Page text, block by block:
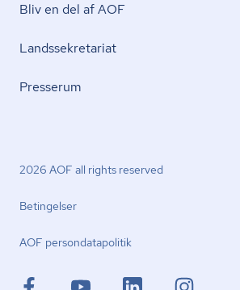
Bliv en del af AOF
Lands­se­kre­ta­ri­at
Presserum
2026 AOF all rights reserved
Betingelser
AOF per­son­da­ta­po­li­tik